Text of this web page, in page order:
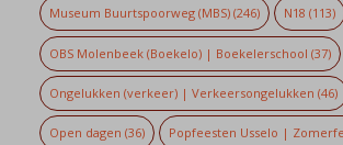
Museum Buurtspoorweg (MBS)(246) N18 (113)
OBS Molenbeek (Boekelo) | Boekelerschool (37)
Ongelukken (verkeer) | Verkeersongelukken (46)
Open dagen (36) Popfeesten Usselo |